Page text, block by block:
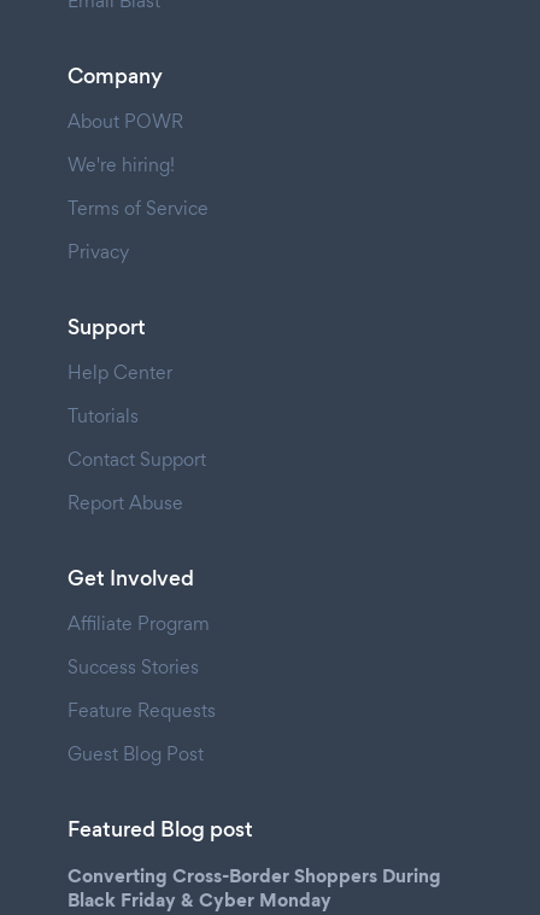
Company
About POWR
We're hiring!
Terms of Service
Privacy
Support
Help Center
Tutorials
Contact Support
Report Abuse
Get Involved
Affiliate Program
Success Stories
Feature Requests
Guest Blog Post
Featured Blog post
Converting Cross-Border Shoppers During
Black Friday & Cyber Monday